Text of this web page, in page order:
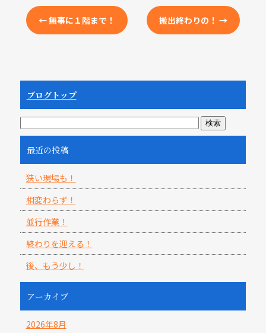
←無事に１階まで！ 搬出終わりの！→
ブログトップ
最近の投稿
狭い現場も！
相変わらず！
並行作業！
終わりを迎える！
後、もう少し！
アーカイブ
2026年8月